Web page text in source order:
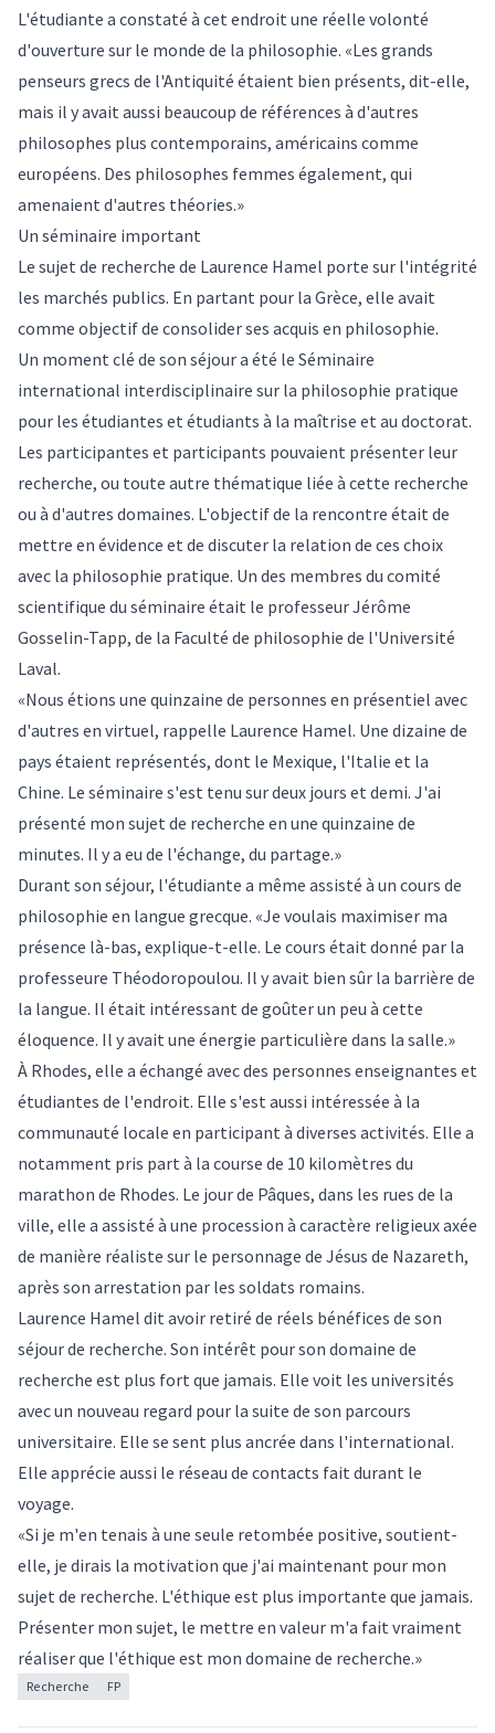
L'étudiante a constaté à cet endroit une réelle volonté
d'ouverture sur le monde de la philosophie. «Les grands
penseurs grecs de l'Antiquité étaient bien présents, dit-elle,
mais il y avait aussi beaucoup de références à d'autres
philosophes plus contemporains, américains comme
européens. Des philosophes femmes également, qui
amenaient d'autres théories.»
Un séminaire important
Le sujet de recherche de Laurence Hamel porte sur l'intégrité
les marchés publics. En partant pour la Grèce, elle avait
comme objectif de consolider ses acquis en philosophie.
Un moment clé de son séjour a été le Séminaire
international interdisciplinaire sur la philosophie pratique
pour les étudiantes et étudiants à la maîtrise et au doctorat.
Les participantes et participants pouvaient présenter leur
recherche, ou toute autre thématique liée à cette recherche
ou à d'autres domaines. L'objectif de la rencontre était de
mettre en évidence et de discuter la relation de ces choix
avec la philosophie pratique. Un des membres du comité
scientifique du séminaire était le professeurJérôme
Gosselin-Tapp, de la Faculté de philosophie de l'Université
Laval.
«Nous étions une quinzaine de personnes en présentiel avec
d'autres en virtuel, rappelle Laurence Hamel. Une dizaine de
pays étaient représentés, dont le Mexique, l'Italie et la
Chine. Le séminaire s'est tenu sur deux jours et demi. J'ai
présenté mon sujet de recherche en une quinzaine de
minutes. Il y a eu de l'échange, du partage.»
Durant son séjour, l'étudiante a même assisté à un cours de
philosophie en langue grecque. «Je voulais maximiser ma
présence là-bas, explique-t-elle. Le cours était donné par la
professeure Théodoropoulou. Il y avait bien sûr la barrière de
la langue. Il était intéressant de goûter un peu à cette
éloquence. Il y avait une énergie particulière dans la salle.»
À Rhodes, elle a échangé avec des personnes enseignantes et
étudiantes de l'endroit. Elle s'est aussi intéressée à la
communauté locale en participant à diverses activités. Elle a
notamment pris part à la course de 10 kilomètres du
marathon de Rhodes. Le jour de Pâques, dans les rues de la
ville, elle a assisté à une procession à caractère religieux axée
de manière réaliste sur le personnage de Jésus de Nazareth,
après son arrestation par les soldats romains.
Laurence Hamel dit avoir retiré de réels bénéfices de son
séjour de recherche. Son intérêt pour son domaine de
recherche est plus fort que jamais. Elle voit les universités
avec un nouveau regard pour la suite de son parcours
universitaire. Elle se sent plus ancrée dans l'international.
Elle apprécie aussi le réseau de contacts fait durant le
voyage.
«Si je m'en tenais à une seule retombée positive, soutient-
elle, je dirais la motivation que j'ai maintenant pour mon
sujet de recherche. L'éthique est plus importante que jamais.
Présenter mon sujet, le mettre en valeur m'a fait vraiment
réaliser que l'éthique est mon domaine de recherche.»
Recherche FP